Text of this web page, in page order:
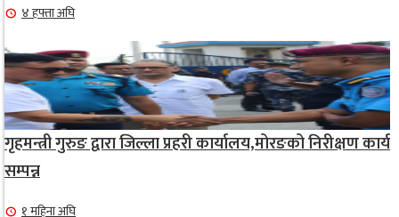
४ हफ्ता अघि
गृहमन्त्री गुरुङ द्वारा जिल्ला प्रहरी कार्यालय,मोरङको निरीक्षण कार्य
सम्पन्न
१ महिना अघि